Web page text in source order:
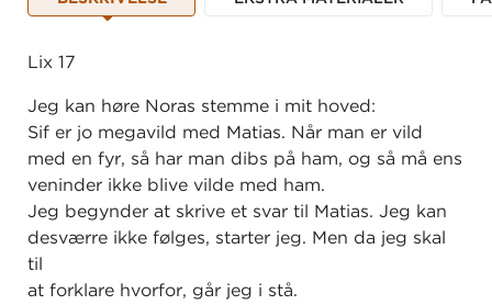
Lix 17
Jeg kan høre Noras stemme i mit hoved:
Sif er jo megavild med Matias. Når man er vild
med en fyr, så har man dibs på ham, og så må ens
veninder ikke blive vilde med ham.
Jeg begynder at skrive et svar til Matias. Jeg kan
desværre ikke følges, starter jeg. Men da jeg skal
til
at forklare hvorfor, går jeg i stå.